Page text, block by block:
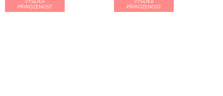
VYSOKÁ
PŘIROZENOST
VYSOKÁ
PŘIROZENOST